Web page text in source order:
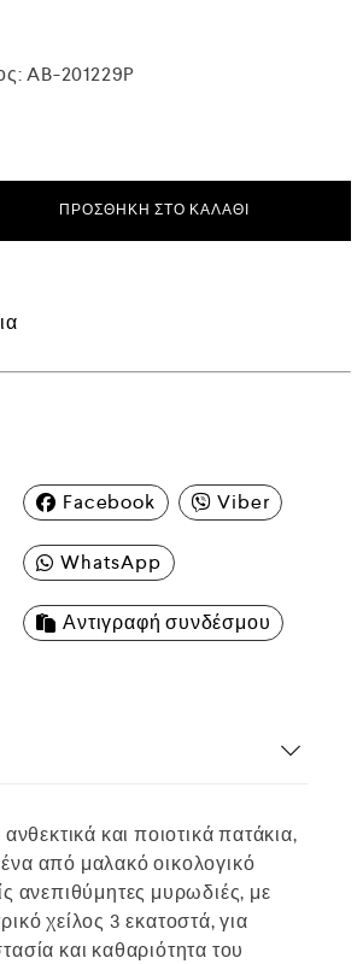
AB-201229P
ΠΡΟΣΘΉΚΗ ΣΤΟ ΚΑΛΆΘΙ
Facebook Viber
WhatsApp
Αντιγραφή συνδέσμου
ανθεκτικά και ποιοτικά πατάκια,
από μαλακό οικολογικό
ανεπιθύμητες μυρωδιές, με
χείλος 3 εκατοστά, για
και καθαριότητα του